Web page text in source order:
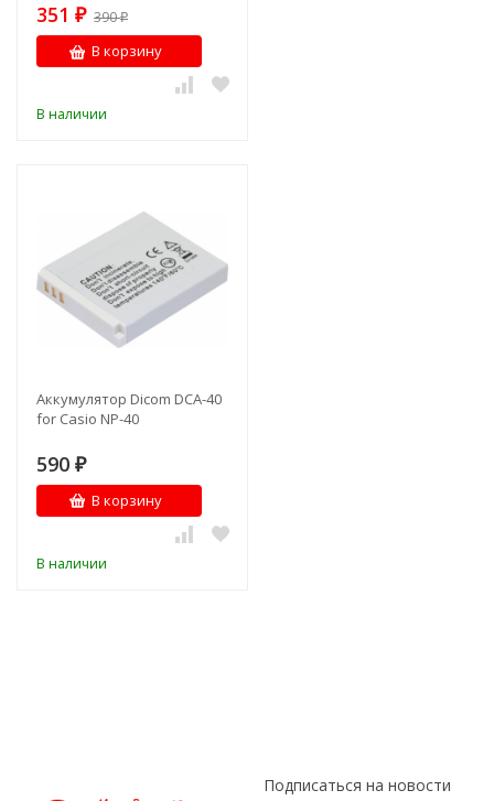
351 ₽ 390₽
В корзину
В наличии
Аккумулятор Dicom DCA-40
for Casio NP-40
590 ₽
В корзину
В наличии
Подписаться на новости